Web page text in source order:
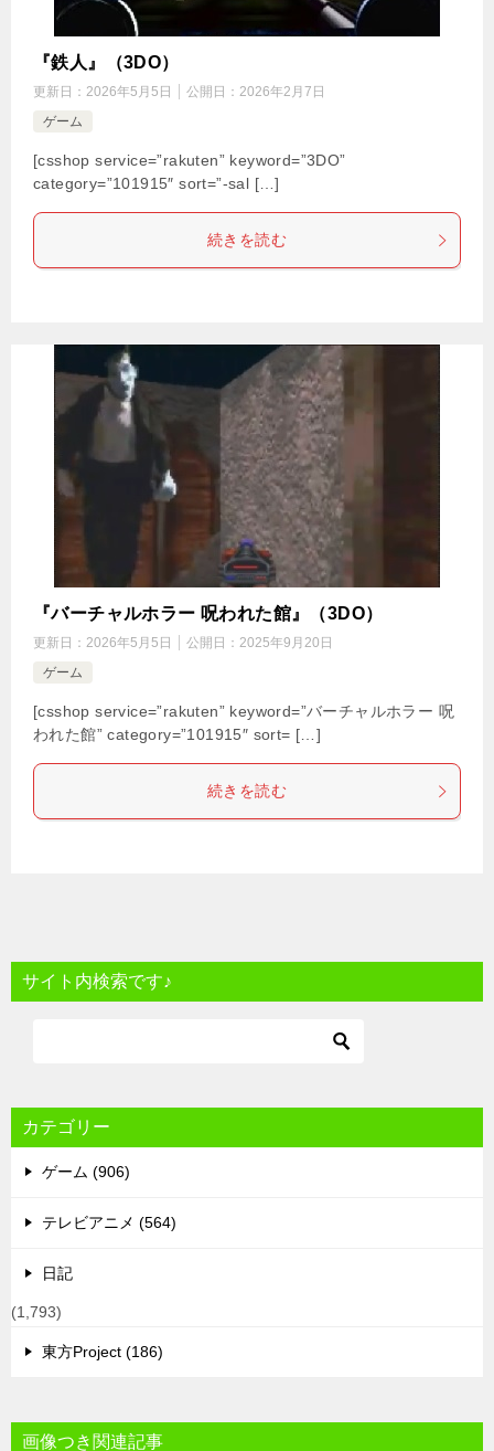
『鉄人』（3DO）
更新日： 2026年5月5日 公開日： 2026年2月7日
ゲーム
[csshop service=”rakuten” keyword=”3DO”
category=”101915″ sort=”-sal […]
続きを読む
『バーチャルホラー 呪われた館』（3DO）
更新日： 2026年5月5日 公開日： 2025年9月20日
ゲーム
[csshop service=”rakuten” keyword=”バーチャルホラー 呪
われた館” category=”101915″ sort= […]
続きを読む
サイト内検索です♪
カテゴリー
ゲーム (906)
テレビアニメ (564)
日記
(1,793)
東方Project (186)
画像つき関連記事